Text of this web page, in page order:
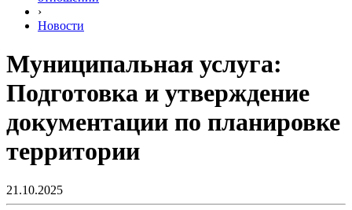
›
Новости
Муниципальная услуга:
Подготовка и утверждение
документации по планировке
территории
21.10.2025